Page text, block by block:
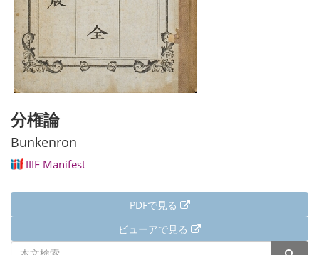
分権論
Bunkenron
IIIF Manifest
PDFで見る
ビューアで見る